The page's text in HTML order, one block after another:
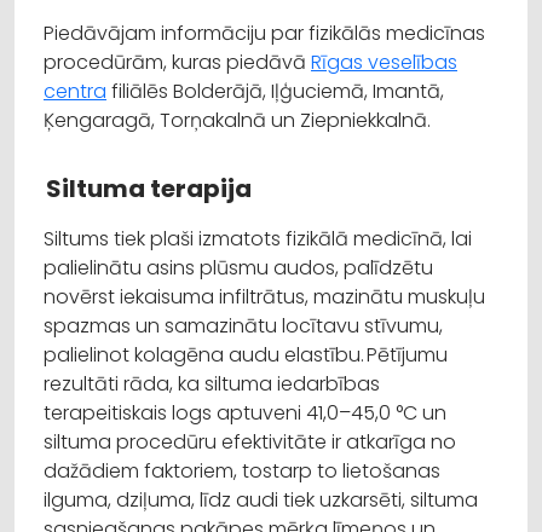
Piedāvājam informāciju par fizikālās medicīnas
procedūrām, kuras piedāvā Rīgas veselības
centra filiālēs Bolderājā, Iļģuciemā, Imantā,
Ķengaragā, Torņakalnā un Ziepniekkalnā.
Siltuma terapija
Siltums tiek plaši izmatots fizikālā medicīnā, lai
palielinātu asins plūsmu audos, palīdzētu
novērst iekaisuma infiltrātus, mazinātu muskuļu
spazmas un samazinātu locītavu stīvumu,
palielinot kolagēna audu elastību. Pētījumu
rezultāti rāda, ka siltuma iedarbības
terapeitiskais logs aptuveni 41,0–45,0 °C un
siltuma procedūru efektivitāte ir atkarīga no
dažādiem faktoriem, tostarp to lietošanas
ilguma, dziļuma, līdz audi tiek uzkarsēti, siltuma